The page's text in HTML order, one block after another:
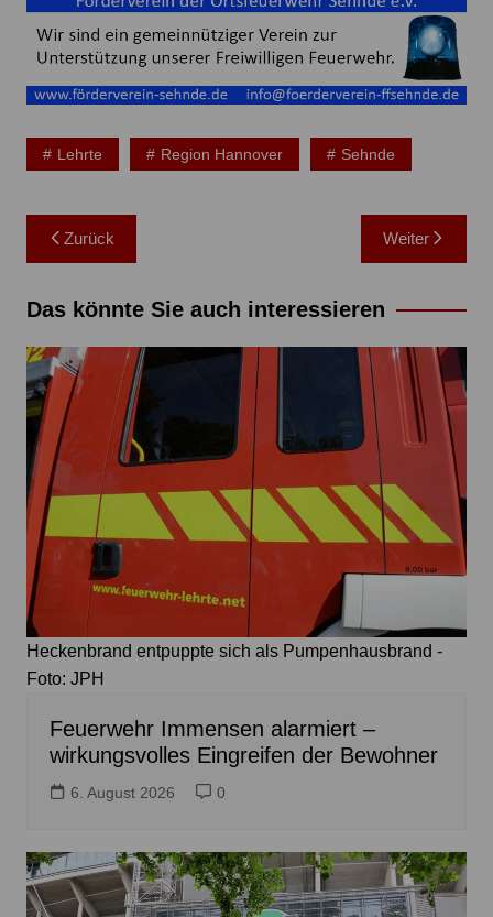
Lehrte Region Hannover Sehnde
Beitragsnavigation
Zurück Weiter
Das könnte Sie auch interessieren
Heckenbrand entpuppte sich als Pumpenhausbrand -
Foto: JPH
Feuerwehr Immensen alarmiert –
wirkungsvolles Eingreifen der Bewohner
6. August 2026 0